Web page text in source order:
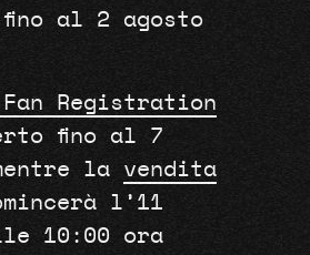
al 2 agosto
Registration
fino al 7
la vendita
l’11
10:00 ora